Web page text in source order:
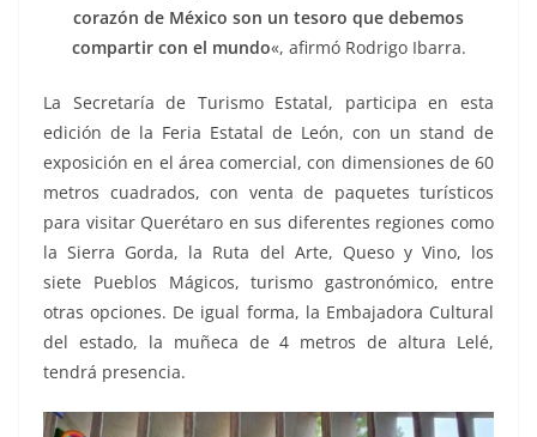
corazón de México son un tesoro que debemos
compartir con el mundo«, afirmó Rodrigo Ibarra.
La Secretaría de Turismo Estatal, participa en esta
edición de la Feria Estatal de León, con un stand de
exposición en el área comercial, con dimensiones de 60
metros cuadrados, con venta de paquetes turísticos
para visitar Querétaro en sus diferentes regiones como
la Sierra Gorda, la Ruta del Arte, Queso y Vino, los
siete Pueblos Mágicos, turismo gastronómico, entre
otras opciones. De igual forma, la Embajadora Cultural
del estado, la muñeca de 4 metros de altura Lelé,
tendrá presencia.